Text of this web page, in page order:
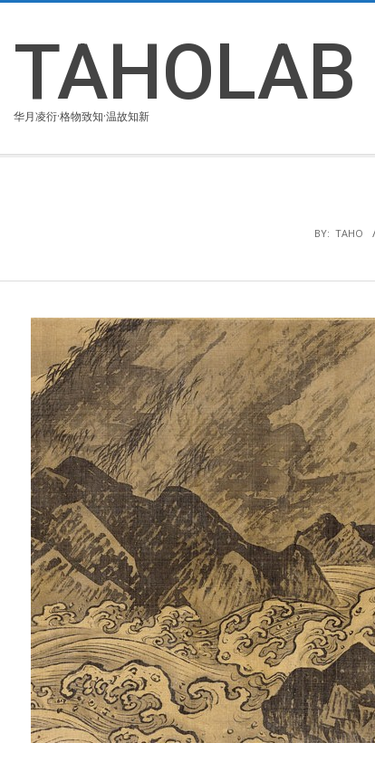
content
TAHOLAB
华月凌衍·格物致知·温故知新
BY: TAHO